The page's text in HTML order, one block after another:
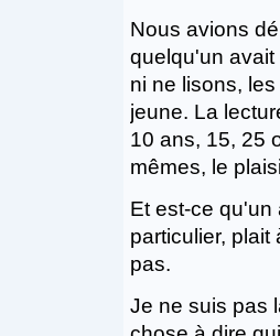
Nous avions
quelqu'un
ni ne lisons,
jeune. La
10 ans, 15, 25
mêmes, le
Et est-ce qu'un
particulier,
pas.
Je ne suis pas